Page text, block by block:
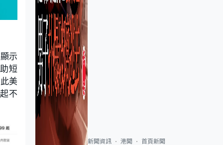
示
短
美
不
新聞資訊 港聞 首頁新聞